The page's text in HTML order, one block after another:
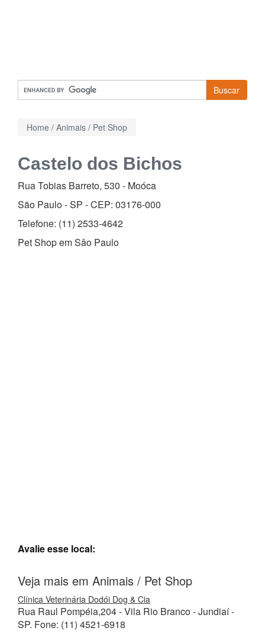
Buscar
Home / Animais / Pet Shop
Castelo dos Bichos
Rua Tobias Barreto, 530 - Moóca
São Paulo - SP - CEP: 03176-000
Telefone: (11) 2533-4642
Pet Shop em Sâo Paulo
Avalie esse local:
Veja mais em Animais / Pet Shop
Clínica Veterinária Dodói Dog & Cia
Rua Raul Pompéia,204 - Vila Rio Branco - Jundiaí -
SP. Fone: (11) 4521-6918